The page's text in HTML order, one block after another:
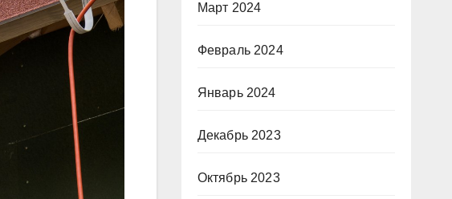
Март 2024
Февраль 2024
Январь 2024
Декабрь 2023
Октябрь 2023